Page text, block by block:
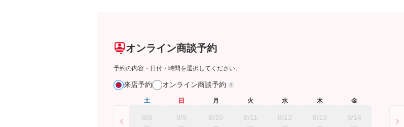
オンライン商談予約
予約の内容・日付・時間を選択してください。
来店予約 オンライン商談予約
土
8/8
日
8/9
月
8/10
火
8/11
水
8/12
木
8/13
金
8/14